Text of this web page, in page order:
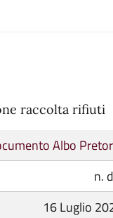
raccolta rifiuti
Albo
n.
16 Luglio